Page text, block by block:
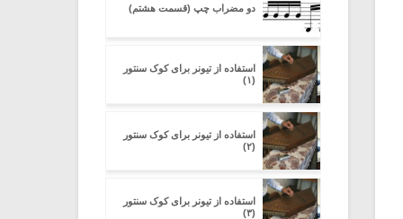
دو مضراب چپ (قسمت هشتم)
استفاده از تیونر برای کوک سنتور
(۱)
استفاده از تیونر برای کوک سنتور
(۲)
استفاده از تیونر برای کوک سنتور
(۳)